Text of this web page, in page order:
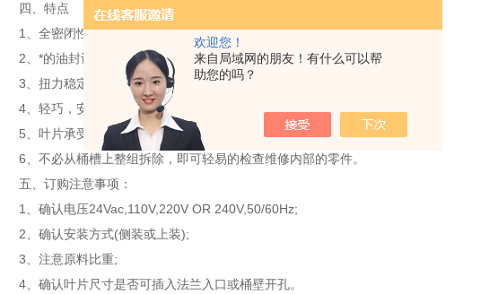
欢迎您！
来自局域网的朋友！有什么可以帮
助您的吗？
四、特点
1、全密闭性，屋外亦可使用;
2、*的油封设计可防止粉尘沿轴渗入;
3、扭力稳定可靠，切扭力大小可调整;
4、轻巧，安装容易;
5、叶片承受过重的负荷，马达回转机构会自动打滑，保护不受损害;
6、不必从桶槽上整组拆除，即可轻易的检查维修内部的零件。
五、订购注意事项：
1、确认电压24Vac,110V,220V OR 240V,50/60Hz;
2、确认安装方式(侧装或上装);
3、注意原料比重;
4、确认叶片尺寸是否可插入法兰入口或桶壁开孔。